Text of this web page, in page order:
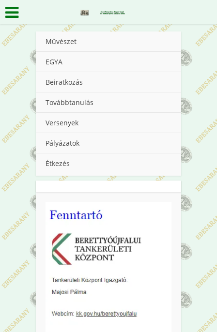
Művészet
EGYA
Beiratkozás
Továbbtanulás
Versenyek
Pályázatok
Étkezés